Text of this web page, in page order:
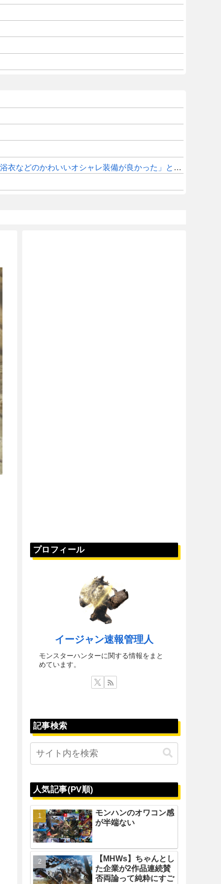
どのかわいいオシャレ装備が良かった」との声も
プロフィール
イージャン速報管理人
モンスターハンターに関する情報をまと
めています。
記事検索
人気記事(PV順)
モンハンのオワコン感
が半端ない
【MHWs】ちゃんとし
た企業が2作品連続賛
否両論って純粋にすご